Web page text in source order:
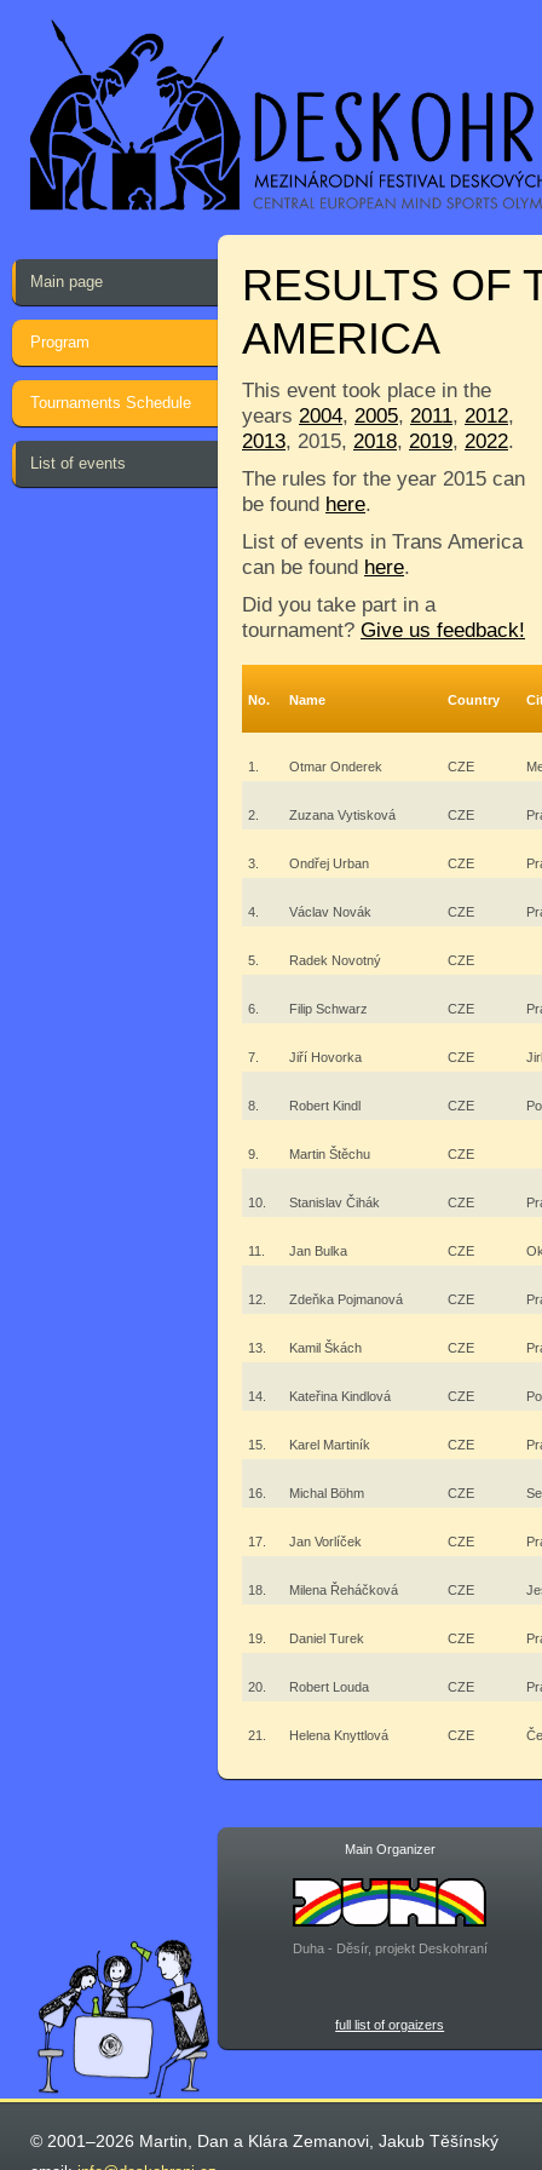
Main page
Program
Tournaments Schedule
List of events
RESULTS OF
AMERICA
This event took place in the
years 2004, 2005, 2011, 2012,
2013, 2015, 2018, 2019, 2022.
The rules for the year 2015 can
be found here.
List of events in Trans America
can be found here.
Did you take part in a
tournament? Give us feedback!
No. Name Country
1. Otmar Onderek CZE
2. Zuzana Vytisková CZE
3. Ondřej Urban CZE
4. Václav Novák CZE
5. Radek Novotný CZE
6. Filip Schwarz CZE
7. Jiří Hovorka CZE
8. Robert Kindl CZE
9. Martin Štěchu CZE
10. Stanislav Čihák CZE
11. Jan Bulka CZE
12. Zdeňka Pojmanová CZE
13. Kamil Škách CZE
14. Kateřina Kindlová CZE
15. Karel Martiník CZE
16. Michal Böhm CZE
17. Jan Vorlíček CZE
18. Milena Řeháčková CZE
19. Daniel Turek CZE
20. Robert Louda CZE
21. Helena Knyttlová CZE
Main Organizer
Duha - Děsír, projekt Deskohraní
full list of orgaizers
© 2001–2026 Martin, Dan a Klára Zemanovi, Jakub Těšínský